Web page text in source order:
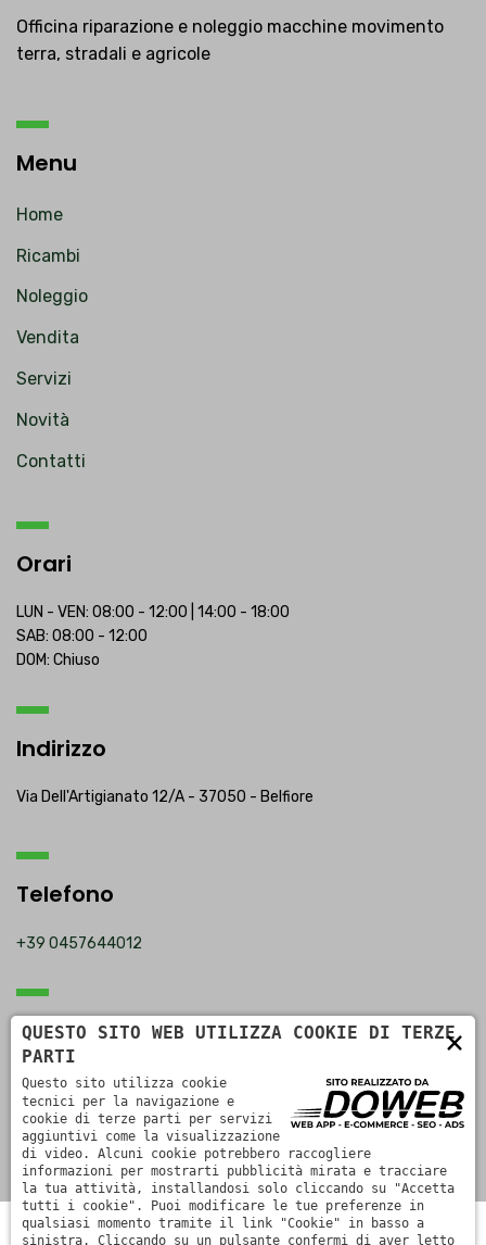
Officina riparazione e noleggio macchine movimento
terra, stradali e agricole
Menu
Home
Ricambi
Noleggio
Vendita
Servizi
Novità
Contatti
Orari
LUN - VEN: 08:00 - 12:00 | 14:00 - 18:00
SAB: 08:00 - 12:00
DOM: Chiuso
Indirizzo
Via Dell'Artigianato 12/A - 37050 - Belfiore
Telefono
+39 0457644012
Email
commerciale@fdntec.it
FDN Tecnologie S.r.l. a socio unico - Partita IVA
×
QUESTO SITO WEB UTILIZZA COOKIE DI TERZE
PARTI
Questo sito utilizza cookie
tecnici per la navigazione e
cookie di terze parti per servizi
aggiuntivi come la visualizzazione
di video. Alcuni cookie potrebbero raccogliere
informazioni per mostrarti pubblicità mirata e tracciare
la tua attività, installandosi solo cliccando su "Accetta
tutti i cookie". Puoi modificare le tue preferenze in
qualsiasi momento tramite il link "Cookie" in basso a
sinistra. Cliccando su un pulsante confermi di aver letto